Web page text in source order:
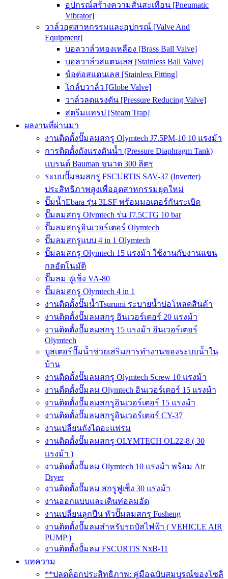
อุปกรณ์สร้างความสั่นสะเทือน [Pneumatic
Vibrator]
วาล์วอุตสาหกรรมและอุปกรณ์ [Valve And
Equipment]
บอลวาล์วทองเหลือง [Brass Ball Valve]
บอลวาล์วสแตนเลส [Stainless Ball Valve]
ข้อต่อสแตนเลส [Stainless Fitting]
โกล์บวาล์ว [Globe Valve]
วาล์วลดแรงดัน [Pressure Reducing Valve]
สตรีมแทรป [Steam Trap]
ผลงานที่ผ่านมา
งานติดตั้งปั๊มลมสกรู Olymtech J7.5PM-10 10 แรงม้า
การติดตั้งถังแรงดันน้ำ (Pressure Diaphragm Tank)
แบรนด์ Bauman ขนาด 300 ลิตร
ระบบปั๊มลมสกรู FSCURTIS SAV-37 (Inverter)
ประสิทธิภาพสูงเพื่ออุตสาหกรรมยุคใหม่
ปั๊มน้ำEbara รุ่น 3LSF พร้อมมอเตอร์กันระเบิด
ปั๊มลมสกรู Olymtech รุ่น J7.5CTG 10 bar
ปั๊มลมสกรูอินเวอร์เตอร์ Olymtech
ปั๊มลมสกรูแบบ 4 in 1 Olymtech
ปั๊มลมสกรู Olymtech 15 แรงม้า ใช้งานกับงานแขน
กลอัตโนมัติ
ปั๊มลม ฟูเช็ง VA-80
ปั๊มลมสกรู Olymtech 4 in 1
งานติดตั้งปั๊มน้ำTsurumi ระบายน้ำบ่อโหลดสินค้า
งานติดตั้งปั๊มลมสกรู อินเวอร์เตอร์ 20 แรงม้า
งานติดตั้งปั๊มลมสกรู 15 แรงม้า อินเวอร์เตอร์
Olymtech
บูสเตอร์ปั๊มน้ำช่วยเสริมการทำงานของระบบน้ำใน
บ้าน
งานติดตั้งปั๊มลมสกรู Olymtech Screw 10 แรงม้า
งานตืดตั้งปั๊มลม Olymtech อินเวอร์เตอร์ 15 แรงม้า
งานติดตั้งปั๊มลมสกรูอินเวอร์เตอร์ 15 แรงม้า
งานติดตั้งปั๊มลมสกรูอินเวอร์เตอร์ CY-37
งานเปลี่ยนถังไดอะแฟรม
งานติดตั้งปั๊มลมสกรู OLYMTECH OL22-8 ( 30
แรงม้า )
งานติดตั้งปั๊มลม Olymtech 10 แรงม้า พร้อม Air
Dryer
งานติดตั้งปั๊มลม สกรูฟูเช็ง 30 แรงม้า
งานออกแบบและเดินท่อลมอัด
งานเปลี่ยนลูกปืน หัวปั๊มลมสกรู Fusheng
งานติดตั้งปั๊มลมสำหรับรถบัสไฟฟ้า ( VEHICLE AIR
PUMP )
งานติดตั้งปั้มลม FSCURTIS NxB-11
บทความ
**ปลดล็อกประสิทธิภาพ: คู่มือฉบับสมบูรณ์ของโซลิ